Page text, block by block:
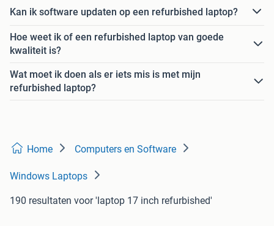
Kan ik software updaten op een refurbished laptop?
Hoe weet ik of een refurbished laptop van goede
kwaliteit is?
Wat moet ik doen als er iets mis is met mijn
refurbished laptop?
Home Computers en Software
Windows Laptops
190 resultaten voor 'laptop 17 inch refurbished'